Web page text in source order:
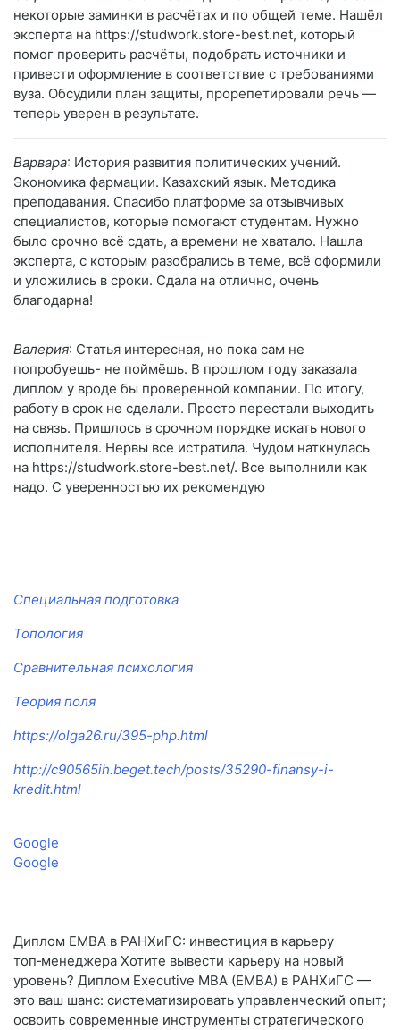
некоторые заминки в расчётах и по общей теме. Нашёл
эксперта на https://studwork.store-best.net, который
помог проверить расчёты, подобрать источники и
привести оформление в соответствие с требованиями
вуза. Обсудили план защиты, прорепетировали речь —
теперь уверен в результате.
Варвара: История развития политических учений.
Экономика фармации. Казахский язык. Методика
преподавания. Спасибо платформе за отзывчивых
специалистов, которые помогают студентам. Нужно
было срочно всё сдать, а времени не хватало. Нашла
эксперта, с которым разобрались в теме, всё оформили
и уложились в сроки. Сдала на отлично, очень
благодарна!
Валерия: Статья интересная, но пока сам не
попробуешь- не поймёшь. В прошлом году заказала
диплом у вроде бы проверенной компании. По итогу,
работу в срок не сделали. Просто перестали выходить
на связь. Пришлось в срочном порядке искать нового
исполнителя. Нервы все истратила. Чудом наткнулась
на https://studwork.store-best.net/. Все выполнили как
надо. С уверенностью их рекомендую
Специальная подготовка
Топология
Сравнительная психология
Теория поля
https://olga26.ru/395-php.html
http://c90565ih.beget.tech/posts/35290-finansy-i-
kredit.html
Google
Google
Диплом EMBA в РАНХиГС: инвестиция в карьеру
топ‑менеджера Хотите вывести карьеру на новый
уровень? Диплом Executive MBA (EMBA) в РАНХиГС —
это ваш шанс: систематизировать управленческий опыт;
освоить современные инструменты стратегического